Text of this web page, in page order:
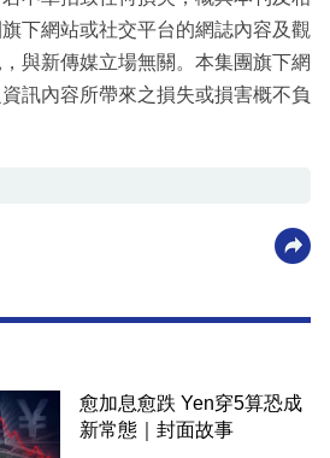
下網站或社交平台的網誌內容及觀
與新傳媒立場無關。本集團旗下網
訊內容所帶來之損失或損害概不負
愈加息愈跌 Yen穿5算恐成
新常態｜封面故事